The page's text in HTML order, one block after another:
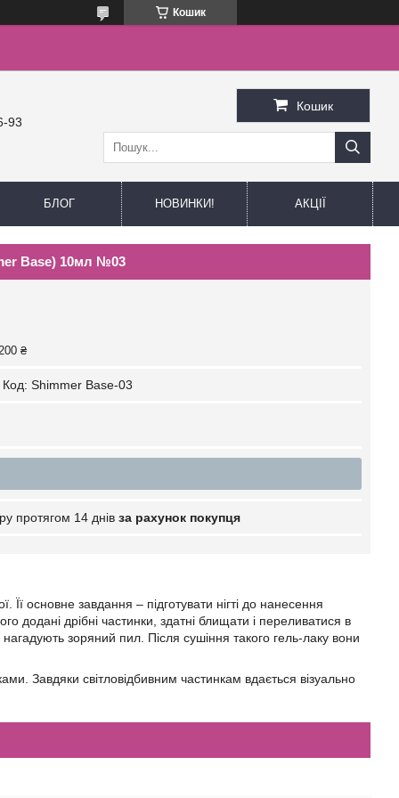
Кошик
93
Кошик
БЛОГ НОВИНКИ! АКЦІЇ
Base) 10мл №03
₴
Код: Shimmer Base-03
протягом 14 днів за рахунок покупця
Її основне завдання – підготувати нігті до нанесення
додані дрібні частинки, здатні блищати і переливатися в
зоряний пил. Після сушіння такого гель-лаку вони
Завдяки світловідбивним частинкам вдається візуально